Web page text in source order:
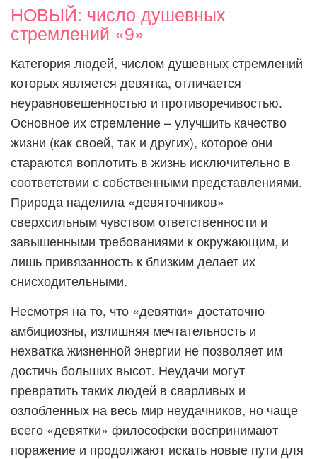
НОВЫЙ: число душевных
стремлений «9»
Категория людей, числом душевных стремлений
которых является девятка, отличается
неуравновешенностью и противоречивостью.
Основное их стремление – улучшить качество
жизни (как своей, так и других), которое они
стараются воплотить в жизнь исключительно в
соответствии с собственными представлениями.
Природа наделила «девяточников»
сверхсильным чувством ответственности и
завышенными требованиями к окружающим, и
лишь привязанность к близким делает их
снисходительными.
Несмотря на то, что «девятки» достаточно
амбициозны, излишняя мечтательность и
нехватка жизненной энергии не позволяет им
достичь больших высот. Неудачи могут
превратить таких людей в сварливых и
озлобленных на весь мир неудачников, но чаще
всего «девятки» философски воспринимают
поражение и продолжают искать новые пути для